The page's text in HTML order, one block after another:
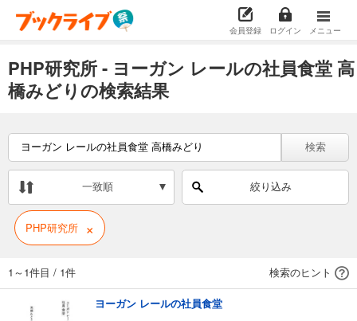
会員登録 ログイン メニュー
PHP研究所 - ヨーガン レールの社員食堂 高
橋みどりの検索結果
検索
一致順 絞り込み
PHP研究所 ×
1～1件目 / 1件 検索のヒント
ヨーガン レールの社員食堂